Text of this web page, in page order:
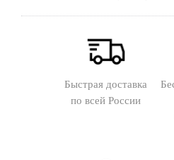
Быстрая доставка
по всей России